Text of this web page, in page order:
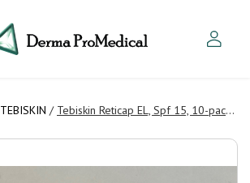
TEBISKIN / Tebiskin Reticap EL, Spf 15, 10-pack, 2 ml Sample